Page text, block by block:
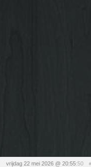
vrijdag 22 mei 2026 @ 20:55:50